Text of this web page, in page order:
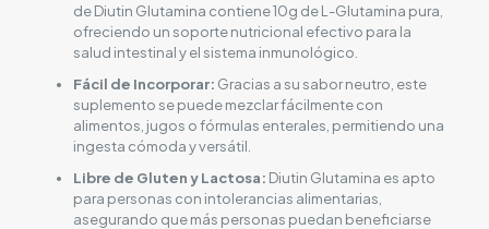
de Diutin Glutamina contiene 10g de L-Glutamina pura,
ofreciendo un soporte nutricional efectivo para la
salud intestinal y el sistema inmunológico.
Fácil de Incorporar: Gracias a su sabor neutro, este
suplemento se puede mezclar fácilmente con
alimentos, jugos o fórmulas enterales, permitiendo una
ingesta cómoda y versátil.
Libre de Gluten y Lactosa: Diutin Glutamina es apto
para personas con intolerancias alimentarias,
asegurando que más personas puedan beneficiarse